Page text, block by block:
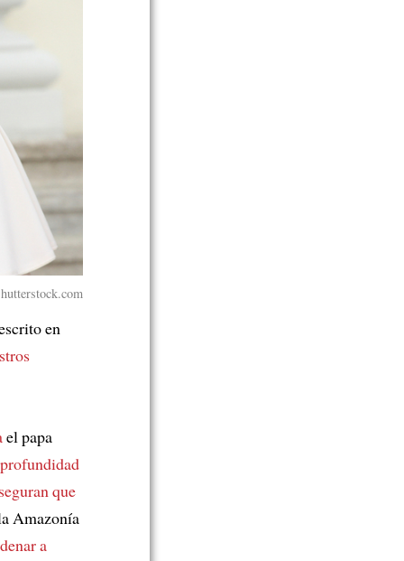
en
el papa
que
Amazonía
a